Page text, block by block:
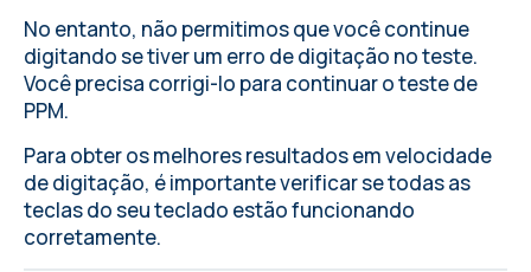
No entanto, não permitimos que você continue
digitando se tiver um erro de digitação no teste.
Você precisa corrigi-lo para continuar o teste de
PPM.
Para obter os melhores resultados em velocidade
de digitação, é importanteverificar se todas as
teclas do seu teclado estão funcionando
corretamente.